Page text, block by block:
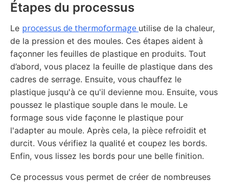
Étapes du processus
Le processus de thermoformage utilise de la chaleur,
de la pression et des moules. Ces étapes aident à
façonner les feuilles de plastique en produits. Tout
d’abord, vous placez la feuille de plastique dans des
cadres de serrage. Ensuite, vous chauffez le
plastique jusqu'à ce qu'il devienne mou. Ensuite, vous
poussez le plastique souple dans le moule. Le
formage sous vide façonne le plastique pour
l'adapter au moule. Après cela, la pièce refroidit et
durcit. Vous vérifiez la qualité et coupez les bords.
Enfin, vous lissez les bords pour une belle finition.
Ce processus vous permet de créer de nombreuses